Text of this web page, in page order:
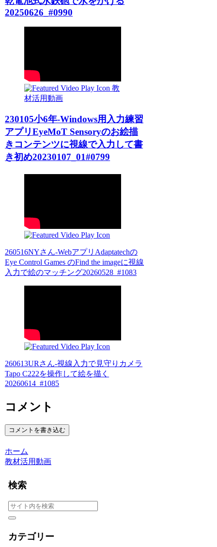
20250626_#0990
教
材活用動画
230105小6年-Windows用入力練習
アプリEyeMoT Sensoryのお絵描
きコンテンツに視線で入力して書
き初め20230107_01#0799
260516NYさん-WebアプリAdaptatechの
Eye Control Games のFind the imageに視線
入力で絵のマッチング20260528_#1083
260613URさん-視線入力で見守りカメラ
Tapo C222を操作して絵を描く
20260614_#1085
コメント
コメントを書き込む
ホーム
教材活用動画
検索
カテゴリー